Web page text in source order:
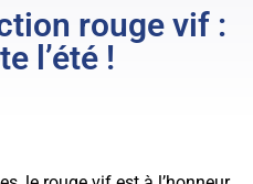
rouge vif :
l’été !